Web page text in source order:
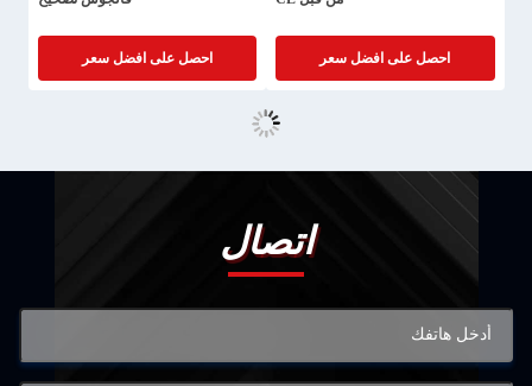
احصل على افضل سعر احصل على افضل سعر
اتصال